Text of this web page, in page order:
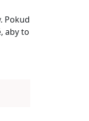
Pokud
aby to